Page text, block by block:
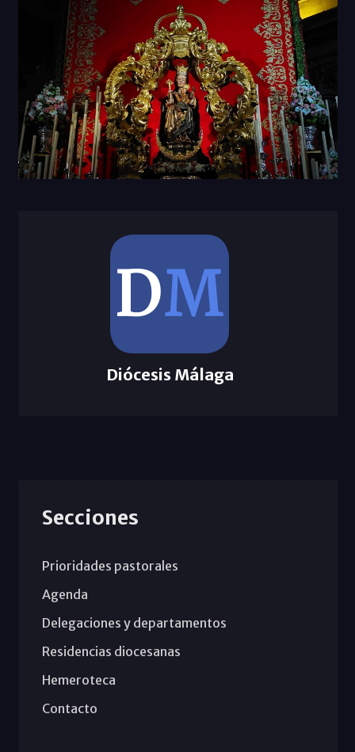
Diócesis Málaga
Secciones
Prioridades pastorales
Agenda
Delegaciones y departamentos
Residencias diocesanas
Hemeroteca
Contacto